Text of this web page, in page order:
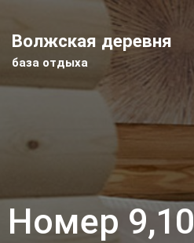
Волжская деревня
база отдыха
Номер 9,10